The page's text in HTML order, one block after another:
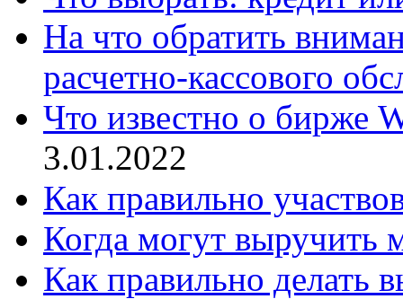
На что обратить
расчетно-кассового
Что известно о бирже
3.01.2022
Как правильно
Когда могут выручить
Как правильно делать